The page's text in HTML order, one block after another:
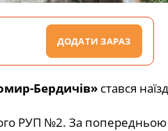
ДОДАТИ ЗАРАЗ
Бердичів»стався
РУП №2. За попередньою